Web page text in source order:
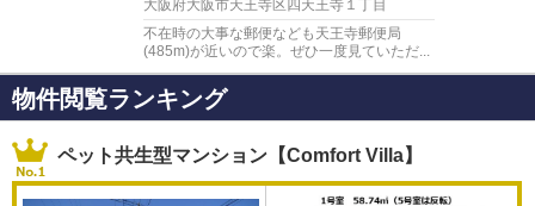
大阪府大阪市天王寺区四天王寺１丁目
不在時の大事な郵便なども天王寺郵便局
(485m)が近いので楽。ぜひ一度見ていただ...
物件閲覧ランキング
ペット共生型マンション【Comfort Villa】